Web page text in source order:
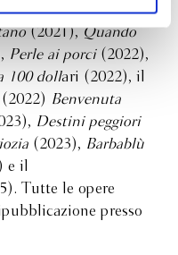
il cappello.
(2021),Quando
Perle ai porci(2022),
100 dollari (2022), il
Benvenuta
Destini peggiori
(2023), Barbablù
e il
Tutte le opere
presso